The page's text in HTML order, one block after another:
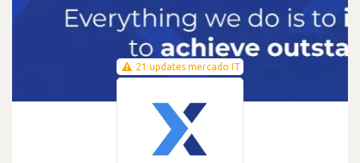
21 updates mercado IT